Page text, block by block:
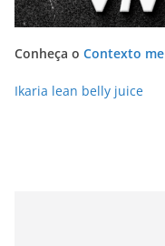
Conheça o Contexto me
Ikaria lean belly juice